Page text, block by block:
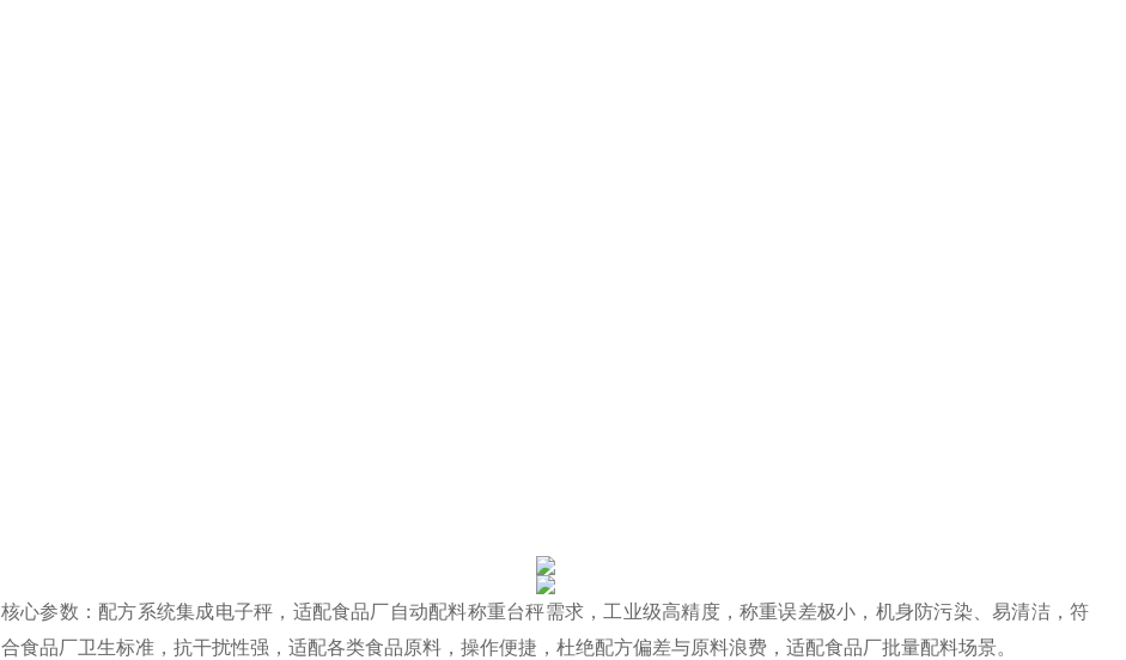
核心参数：配方系统集成电子秤，适配食品厂自动配料称重台秤需求，工业级高精度，称重误差极小，机身防污染、易清洁，符
合食品厂卫生标准，抗干扰性强，适配各类食品原料，操作便捷，杜绝配方偏差与原料浪费，适配食品厂批量配料场景。